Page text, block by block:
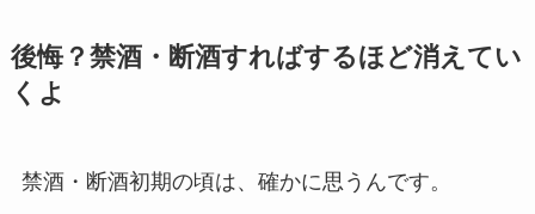
後悔？禁酒・断酒すればするほど消えてい
くよ
禁酒・断酒初期の頃は、確かに思うんです。